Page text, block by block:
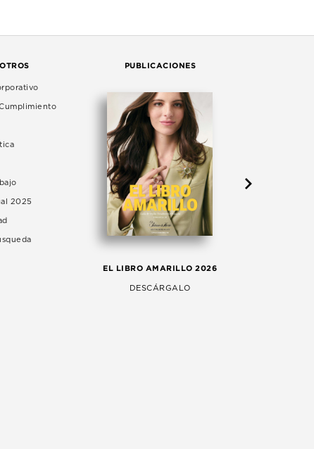
2025
PUBLICACIONES
EL LIBRO AMARILLO 2026
DESCÁRGALO